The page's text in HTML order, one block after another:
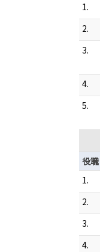
1.
2.
3.
4.
5.
役職
1.
2.
3.
4.